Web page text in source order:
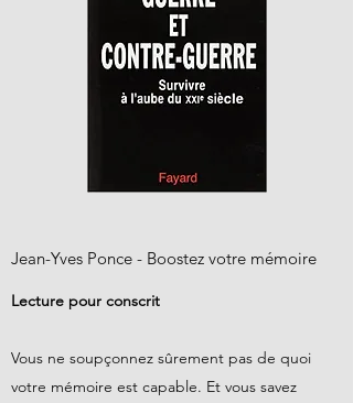
Jean-Yves Ponce - Boostez votre mémoire
Lecture pour conscrit
Vous ne soupçonnez sûrement pas de quoi
votre mémoire est capable. Et vous savez